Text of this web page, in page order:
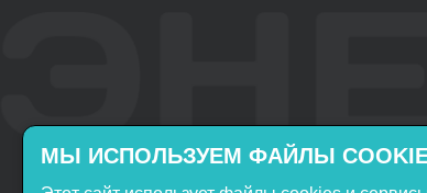
МЫ ИСПОЛЬЗУЕМ ФАЙЛЫ